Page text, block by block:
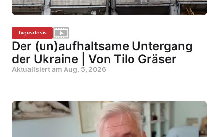
Tagesdosis
Der (un)aufhaltsame Untergang
der Ukraine | Von Tilo Gräser
Aktualisiert am Aug. 5, 2026